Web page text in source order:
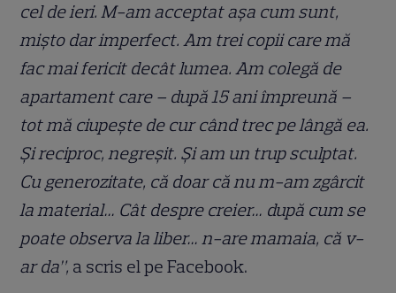
cel de ieri. M-am acceptat așa cum sunt,
mișto dar imperfect. Am trei copii care mă
fac mai fericit decât lumea. Am colegă de
apartament care – după 15 ani împreună –
tot mă ciupește de cur când trec pe lângă ea.
Și reciproc, negreșit. Și am un trup sculptat.
Cu generozitate, că doar că nu m-am zgârcit
la material… Cât despre creier… după cum se
poate observa la liber… n-are mamaia, că v-
ar da”, a scris el pe Facebook.